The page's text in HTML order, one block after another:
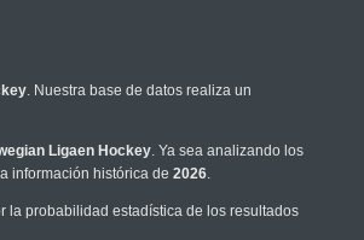
. Nuestra base de datos realiza un
Ligaen Hockey. Ya sea analizando los
información histórica de 2026.
la probabilidad estadística de los resultados